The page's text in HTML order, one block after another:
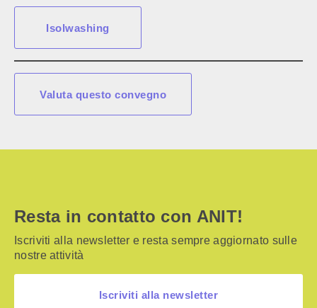
Isolwashing
Valuta questo convegno
Resta in contatto con ANIT!
Iscriviti alla newsletter e resta sempre aggiornato sulle
nostre attività
Iscriviti alla newsletter